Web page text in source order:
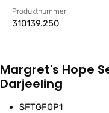
Produktnummer:
310139.250
Margret's Hope
Darjeeling
SFTGFOP1